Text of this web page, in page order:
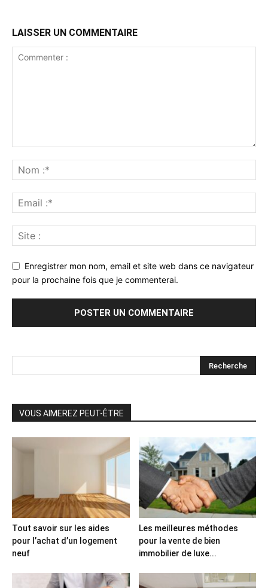
LAISSER UN COMMENTAIRE
Enregistrer mon nom, email et site web dans ce navigateur
pour la prochaine fois que je commenterai.
VOUS AIMEREZ PEUT-ÊTRE
Tout savoir sur les aides
pour l’achat d’un logement
neuf
Les meilleures méthodes
pour la vente de bien
immobilier de luxe...